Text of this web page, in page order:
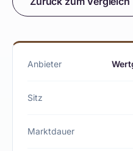
Anbieter
Sitz
Marktdauer